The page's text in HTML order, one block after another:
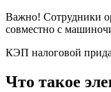
Важно! Сотрудники
совместно с
КЭП налоговой
Что такое